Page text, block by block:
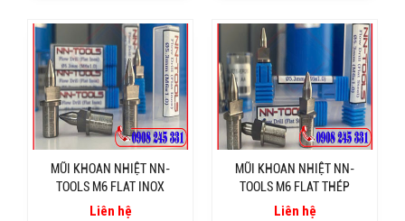
MŨI KHOAN NHIỆT NN-
TOOLS M6 FLAT INOX
Liên hệ
MŨI KHOAN NHIỆT NN-
TOOLS M6 FLAT THÉP
Liên hệ